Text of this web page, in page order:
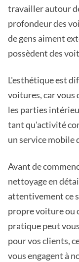
travailler autour
profondeur des
de gens aiment
possèdent des
L'esthétique est
voitures, car vous
les parties
tant qu'activité
un service mobile
Avant de
nettoyage en
attentivement ce
propre voiture ou
pratique peut
pour vos clients,
vous engagent à